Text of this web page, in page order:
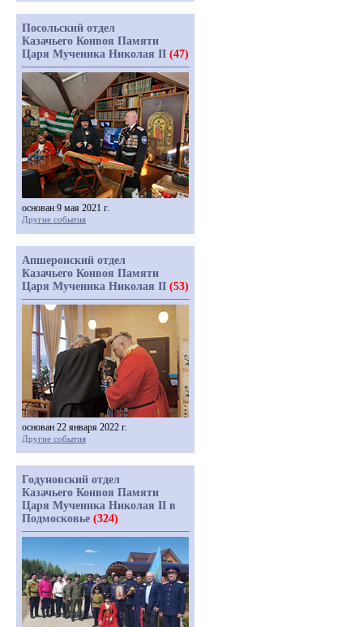
Посольский отдел
Казачьего Конвоя Памяти
Царя Мученика Николая II (47)
основан 9 мая 2021 г.
Другие события
Апшеронский отдел
Казачьего Конвоя Памяти
Царя Мученика Николая II (53)
основан 22 января 2022 г.
Другие события
Годуновский отдел
Казачьего Конвоя Памяти
Царя Мученика Николая II в
Подмосковье (324)